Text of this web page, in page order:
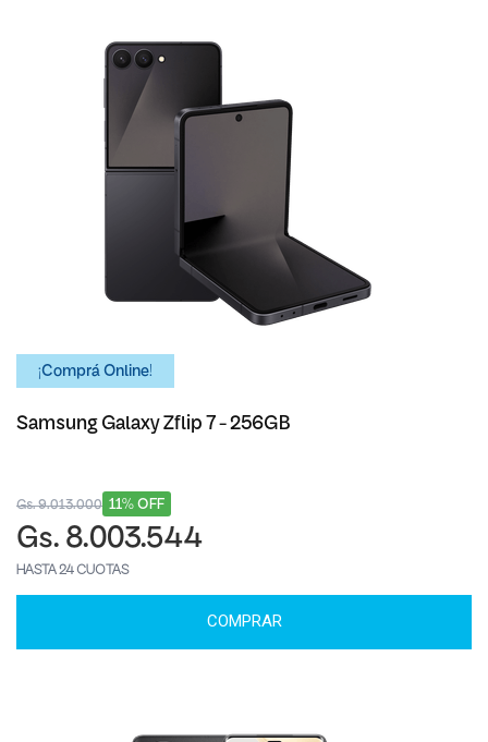
¡Comprá Online!
Samsung Galaxy Zflip 7 - 256GB
11% OFF
Gs. 9.013.000
Gs. 8.003.544
HASTA 24 CUOTAS
COMPRAR